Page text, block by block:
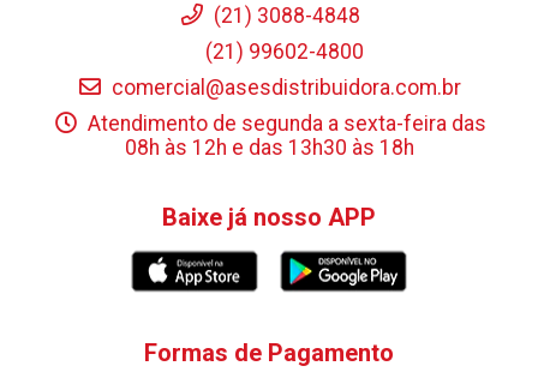
(21) 3088-4848
(21) 99602-4800
comercial@asesdistribuidora.com.br
Atendimento de segunda a sexta-feira das
08h às 12h e das 13h30 às 18h
Baixe já nosso APP
Formas de Pagamento